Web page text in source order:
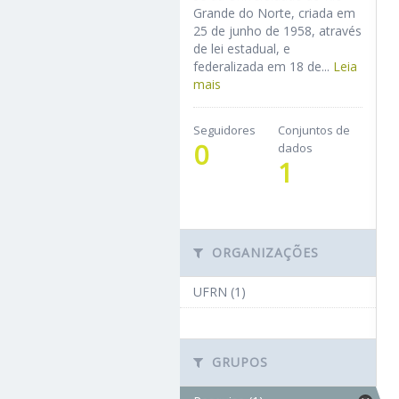
Grande do Norte, criada em
25 de junho de 1958, através
de lei estadual, e
federalizada em 18 de... Leia
mais
Seguidores
0
Conjuntos de
dados
1
ORGANIZAÇÕES
UFRN (1)
GRUPOS